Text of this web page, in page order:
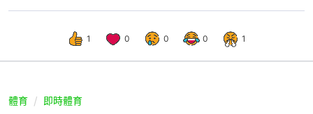
1 0 0 0 1
體育 即時體育